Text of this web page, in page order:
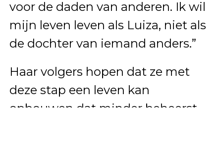
voor de daden van anderen. Ik wil
mijn leven leven als Luiza, niet als
de dochter van iemand anders.”
Haar volgers hopen dat ze met
deze stap een leven kan
opbouwen dat minder beheerst